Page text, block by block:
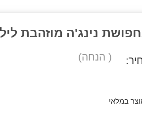
נינג'ה מוזהבת
( הנחה)
במלאי